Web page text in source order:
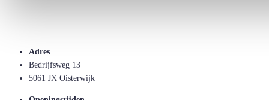
Adres
Bedrijfsweg 13
5061 JX Oisterwijk